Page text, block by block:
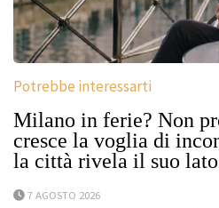
Potrebbe interessarti
Milano in ferie? Non
cresce la voglia di
la città rivela il suo
7 AGOSTO 2026